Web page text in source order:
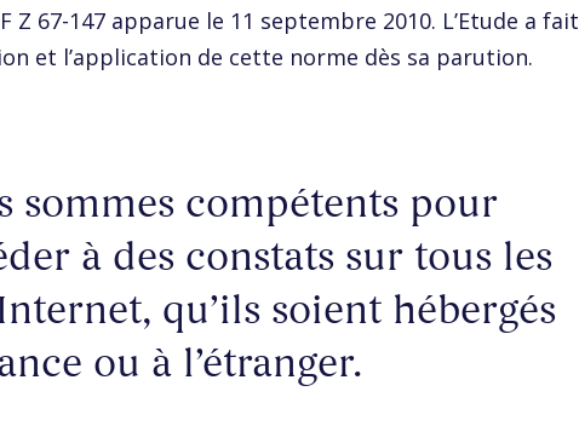
Z 67-147 apparue le 11 septembre 2010. L’Etude a fait
et l’application de cette norme dès sa parution.
sommes compétents pour
à des constats sur tous les
qu’ils soient hébergés
ou à l’étranger.